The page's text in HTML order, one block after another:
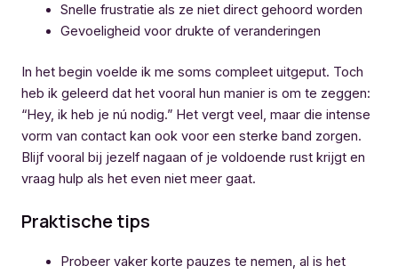
Snelle frustratie als ze niet direct gehoord worden
Gevoeligheid voor drukte of veranderingen
In het begin voelde ik me soms compleet uitgeput. Toch
heb ik geleerd dat het vooral hun manier is om te zeggen:
“Hey, ik heb je nú nodig.” Het vergt veel, maar die intense
vorm van contact kan ook voor een sterke band zorgen.
Blijf vooral bij jezelf nagaan of je voldoende rust krijgt en
vraag hulp als het even niet meer gaat.
Praktische tips
Probeer vaker korte pauzes te nemen, al is het